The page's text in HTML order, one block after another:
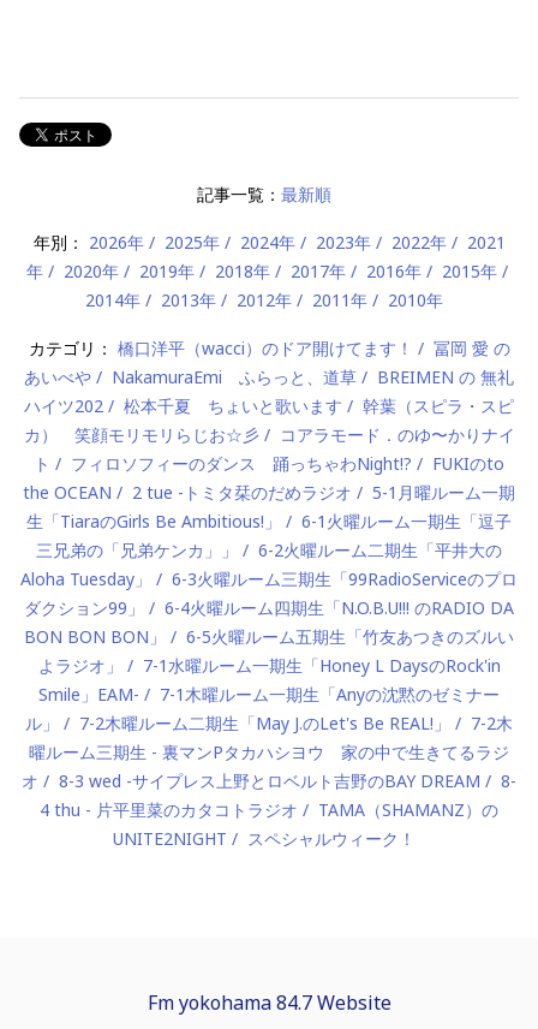
記事一覧： 最新順
年別： 2026年 2025年 2024年 2023年 2022年
2021
年
2020年 2019年 2018年 2017年 2016年
2015年
2014年
2013年 2012年 2011年 2010年
カテゴリ： 橋口洋平（wacci）のドア開けてます！
冨岡 愛 の
あいべや
NakamuraEmi ふらっと、道草
BREIMEN の 無礼
ハイツ202
松本千夏 ちょいと歌います
幹葉（スピラ・スピ
カ） 笑顔モリモリらじお☆彡
コアラモード．のゆ〜かりナイ
ト
フィロソフィーのダンス 踊っちゃわNight!?
FUKIのto
the OCEAN
2 tue -トミタ栞のだめラジオ
5-1月曜ルーム一期
生「TiaraのGirls Be Ambitious!」
6-1火曜ルーム一期生「逗子
三兄弟の「兄弟ケンカ」」
6-2火曜ルーム二期生「平井大の
Aloha Tuesday」
6-3火曜ルーム三期生「99RadioServiceのプロ
ダクション99」
6-4火曜ルーム四期生「N.O.B.U!!! のRADIO DA
BON BON BON」
6-5火曜ルーム五期生「竹友あつきのズルい
よラジオ」
7-1水曜ルーム一期生「Honey L DaysのRock'in
Smile」EAM-
7-1木曜ルーム一期生「Anyの沈黙のゼミナー
ル」
7-2木曜ルーム二期生「May J.のLet's Be REAL!」
7-2木
曜ルーム三期生 - 裏マンPタカハシヨウ 家の中で生きてるラジ
オ
8-3 wed -サイプレス上野とロベルト吉野のBAY DREAM
8-
4 thu - 片平里菜のカタコトラジオ
TAMA（SHAMANZ）の
UNITE2NIGHT
スペシャルウィーク！
Fm yokohama 84.7 Website